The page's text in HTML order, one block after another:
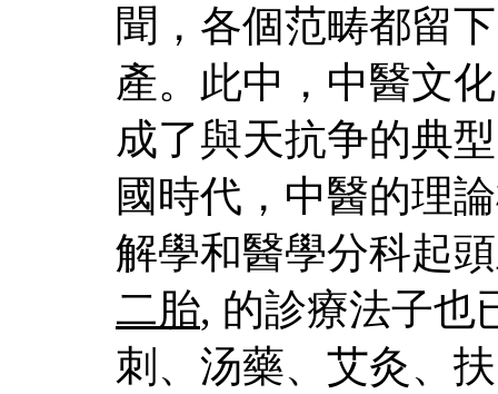
聞，各個范畴都留
產。此中，中醫文
成了與天抗争的典
國時代，中醫的理
解學和醫學分科起
二胎, 的診療法子也
刺、汤藥、艾灸、